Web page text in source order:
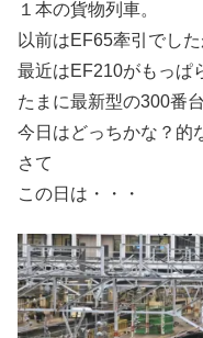
１本の貨物列車。
以前はEF65牽引でし
最近はEF210がもっぱ
たまに最新型の300番
今日はどっちかな？的
さて
この日は・・・